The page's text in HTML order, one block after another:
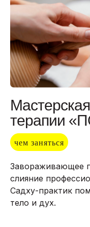
терапии
чем заняться
Завораживающее
слияние
Садху-практик
тело и дух.
Подробнее об
Нашим гостям